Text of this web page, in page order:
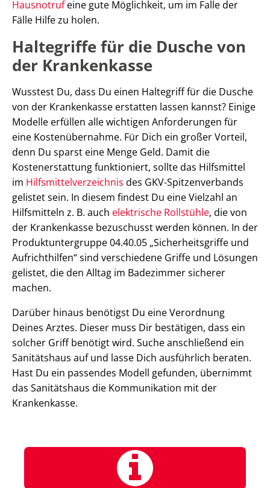
Hausnotrufeine gute Möglichkeit, um im Falle der
Fälle Hilfe zu holen.
Haltegriffe für die Dusche von
der Krankenkasse
Wusstest Du, dass Du einen Haltegriff für die Dusche
von der Krankenkasse erstatten lassen kannst? Einige
Modelle erfüllen alle wichtigen Anforderungen für
eine Kostenübernahme. Für Dich ein großer Vorteil,
denn Du sparst eine Menge Geld. Damit die
Kostenerstattung funktioniert, sollte das Hilfsmittel
im Hilfsmittelverzeichnis des GKV-Spitzenverbands
gelistet sein. In diesem findest Du eine Vielzahl an
Hilfsmitteln z. B. auch elektrische Rollstühle, die von
der Krankenkasse bezuschusst werden können. In der
Produktuntergruppe 04.40.05 „Sicherheitsgriffe und
Aufrichthilfen“ sind verschiedene Griffe und Lösungen
gelistet, die den Alltag im Badezimmer sicherer
machen.
Darüber hinaus benötigst Du eine Verordnung
Deines Arztes. Dieser muss Dir bestätigen, dass ein
solcher Griff benötigt wird. Suche anschließend ein
Sanitätshaus auf und lasse Dich ausführlich beraten.
Hast Du ein passendes Modell gefunden, übernimmt
das Sanitätshaus die Kommunikation mit der
Krankenkasse.